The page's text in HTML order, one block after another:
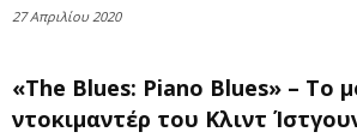
27 Απριλίου 2020
«The Blues: Piano Blues» – Το
ντοκιμαντέρ του Κλιντ